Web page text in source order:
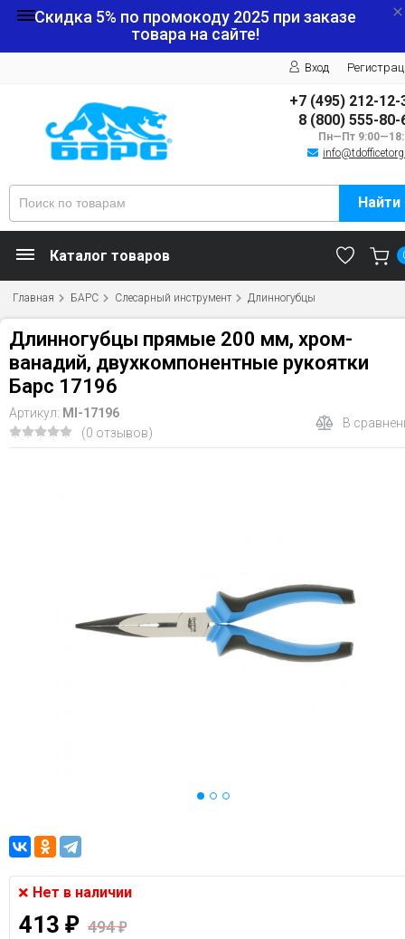
Скидка 5% по промокоду 2025 при заказе
товара на сайте!
Вход
+7 (495) 212-12-
8 (800) 555-80-
Пн—Пт
Найти
Каталог товаров
Главная БАРС Слесарный инструмент Длинногубцы
Длинногубцы прямые 200 мм, хром-
ванадий, двухкомпонентные рукоятки
Барс 17196
Артикул: MI-17196
(0 отзывов)
В
Нет в наличии
413 ₽ 494₽